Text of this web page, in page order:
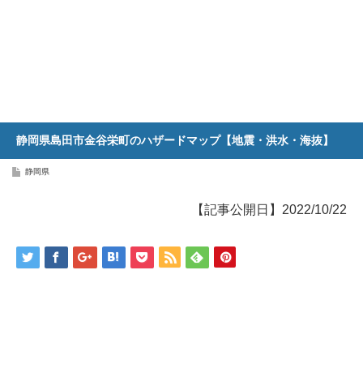
静岡県島田市金谷栄町のハザードマップ【地震・洪水・海抜】
静岡県
【記事公開日】2022/10/22